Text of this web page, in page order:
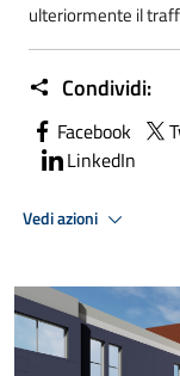
ulteriormente il
Condividi:
Facebook
LinkedIn
Vedi azioni